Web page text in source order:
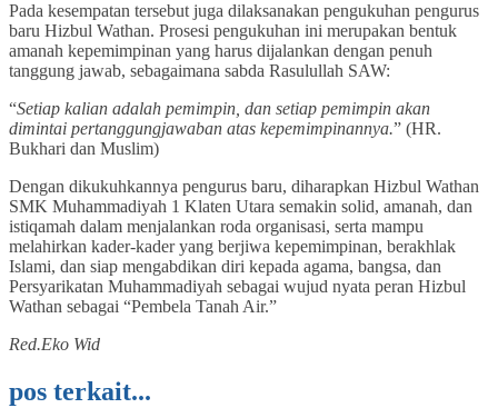
Pada kesempatan tersebut juga dilaksanakan pengukuhan pengurus
baru Hizbul Wathan. Prosesi pengukuhan ini merupakan bentuk
amanah kepemimpinan yang harus dijalankan dengan penuh
tanggung jawab, sebagaimana sabda Rasulullah SAW:
“Setiap kalian adalah pemimpin, dan setiap pemimpin akan
dimintai pertanggungjawaban atas kepemimpinannya.” (HR.
Bukhari dan Muslim)
Dengan dikukuhkannya pengurus baru, diharapkan Hizbul Wathan
SMK Muhammadiyah 1 Klaten Utara semakin solid, amanah, dan
istiqamah dalam menjalankan roda organisasi, serta mampu
melahirkan kader-kader yang berjiwa kepemimpinan, berakhlak
Islami, dan siap mengabdikan diri kepada agama, bangsa, dan
Persyarikatan Muhammadiyah sebagai wujud nyata peran Hizbul
Wathan sebagai “Pembela Tanah Air.”
Red.Eko Wid
pos terkait...